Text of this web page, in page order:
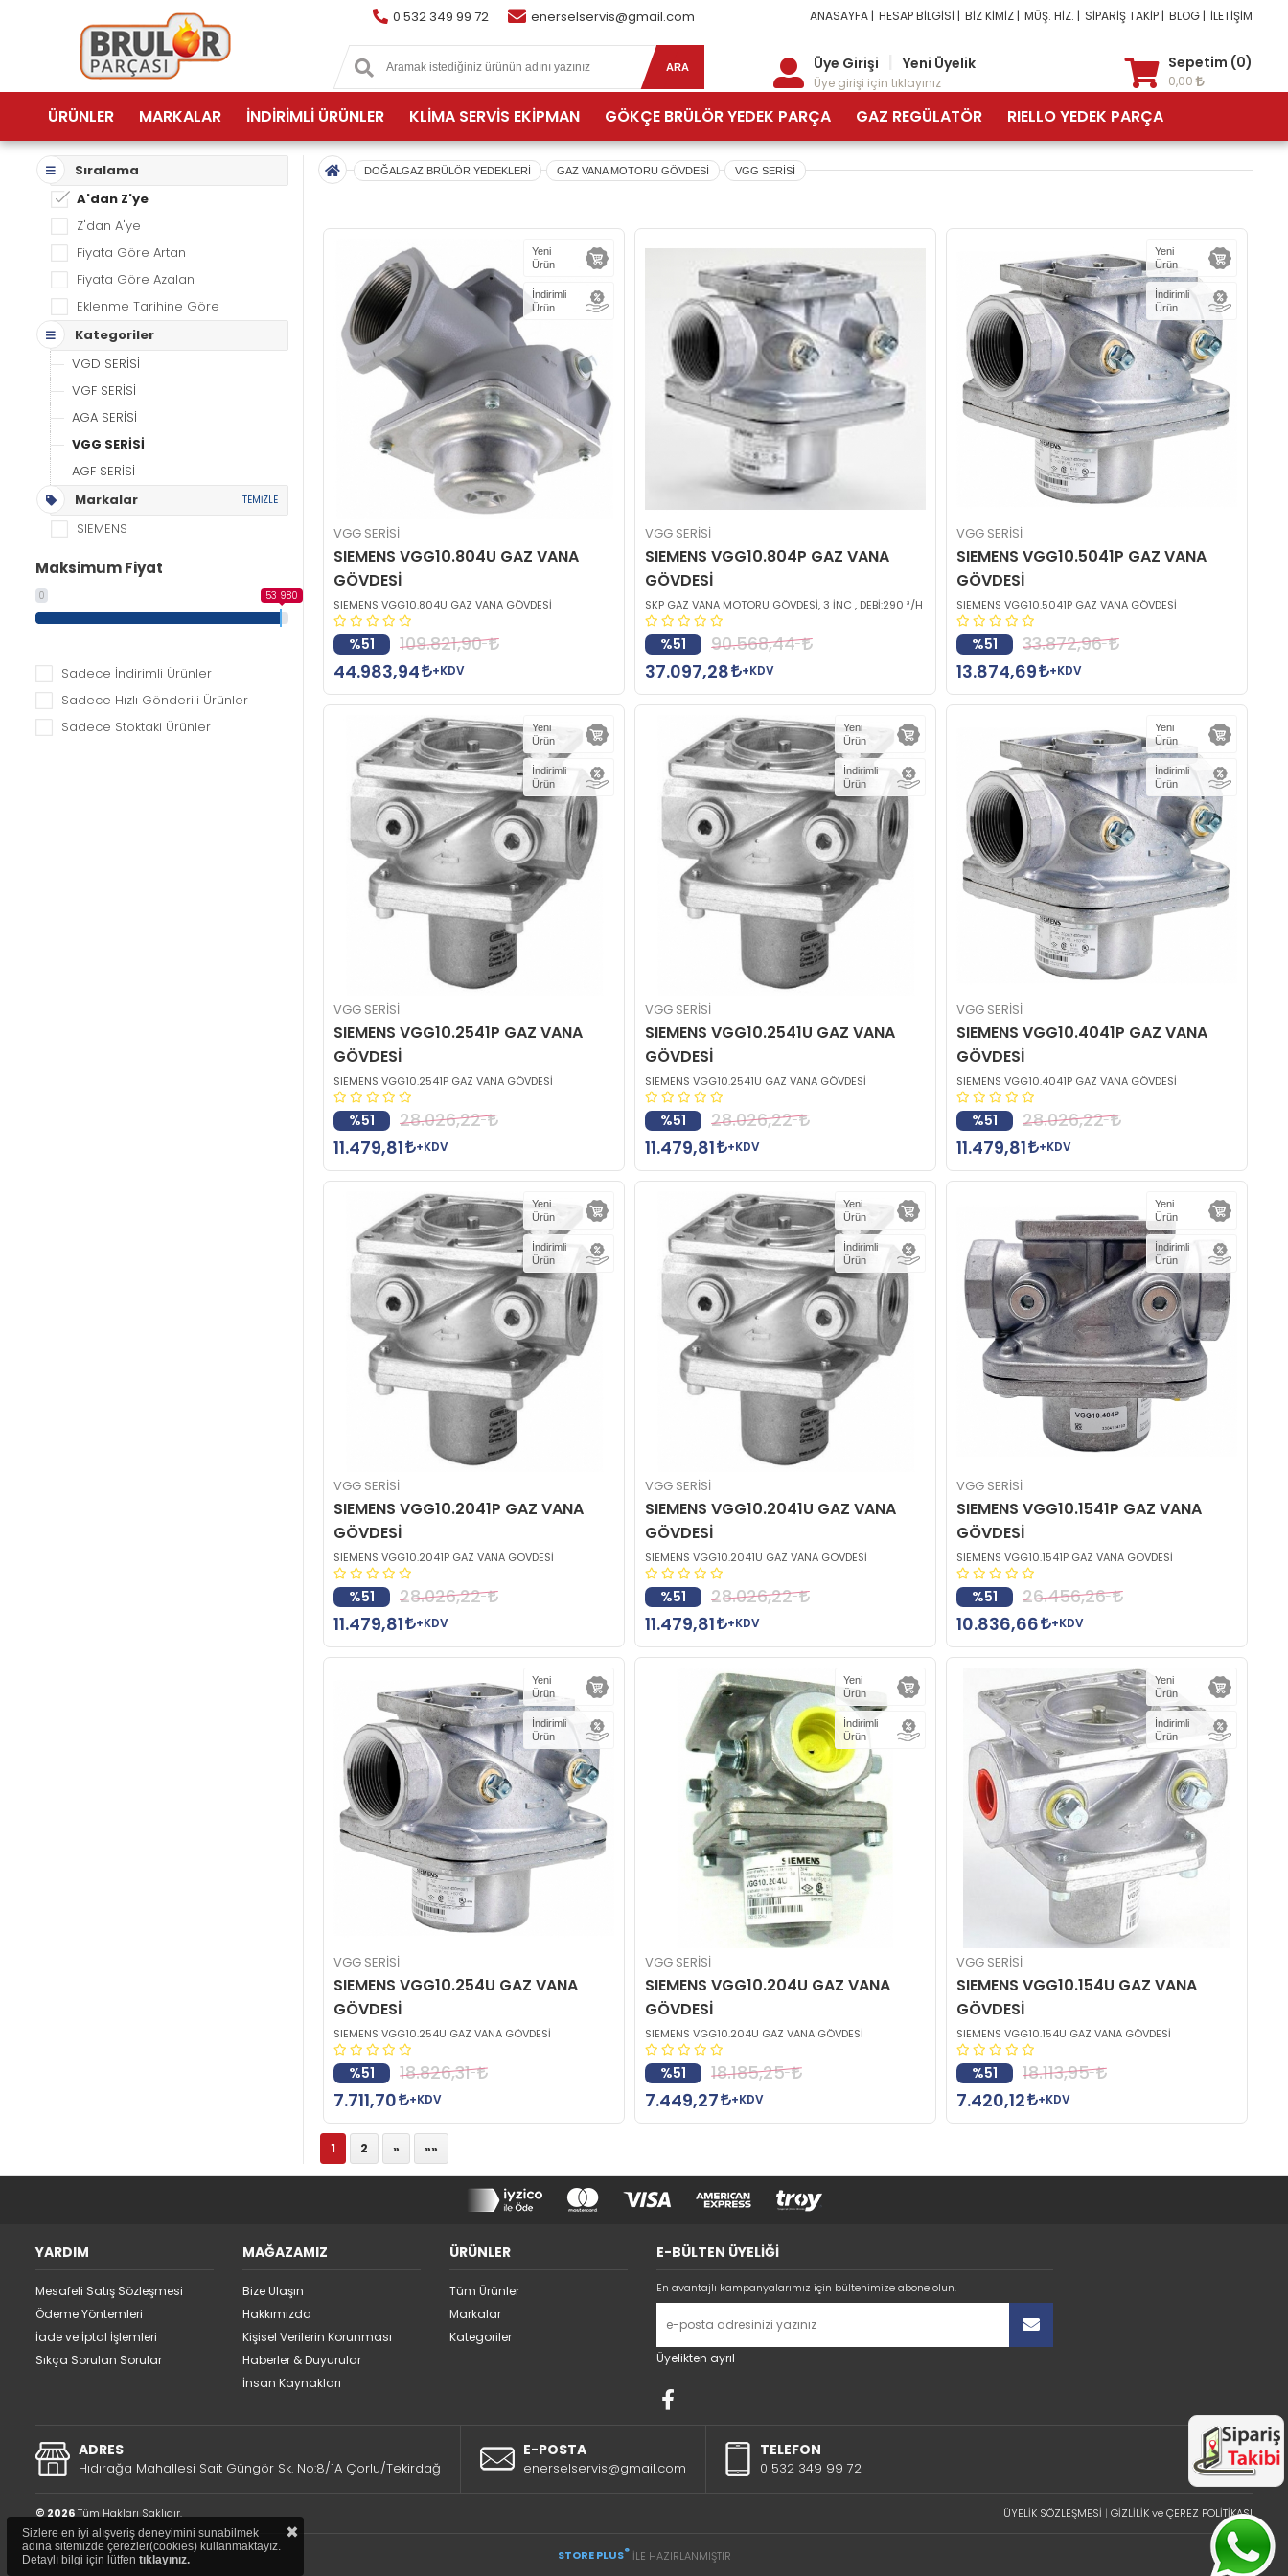
0 532 349 99 72 enerselservis@gmail.com
ARA
ANASAYFA | HESAP BİLGİSİ | BİZ KİMİZ | MÜŞ. HİZ. | SİPARİŞ TAKİP | BLOG | İLETİŞİM
Üye Girişi Yeni Üyelik
Üye girişi için tıklayınız
Sepetim (0)
0,00
ÜRÜNLER MARKALAR İNDİRİMLİ ÜRÜNLER KLİMA SERVİS EKİPMAN GÖKÇE BRÜLÖR YEDEK PARÇA GAZ REGÜLATÖR RIELLO YEDEK PARÇA
Sıralama
A'dan Z'ye
Z'dan A'ye
Fiyata Göre Artan
Fiyata Göre Azalan
Eklenme Tarihine Göre
Kategoriler
VGD SERİSİ
VGF SERİSİ
AGA SERİSİ
VGG SERİSİ
AGF SERİSİ
Markalar
TEMİZLE
SIEMENS
Maksimum Fiyat
0 53 980
Sadece İndirimli Ürünler
Sadece Hızlı Gönderili Ürünler
Sadece Stoktaki Ürünler
DOĞALGAZ BRÜLÖR YEDEKLERİ GAZ VANA MOTORU GÖVDESİ VGG SERİSİ
Yeni
Ürün
İndirimli
Ürün
VGG SERİSİ
SIEMENS VGG10.804U GAZ VANA
GÖVDESİ
SIEMENS VGG10.804U GAZ VANA GÖVDESİ
%51
109.821,90
44.983,94
+KDV
VGG SERİSİ
SIEMENS VGG10.804P GAZ VANA
GÖVDESİ
SKP GAZ VANA MOTORU GÖVDESİ, 3 İNC , DEBİ:290 ³/H
%51
90.568,44
37.097,28
+KDV
Yeni
Ürün
İndirimli
Ürün
VGG SERİSİ
SIEMENS VGG10.5041P GAZ VANA
GÖVDESİ
SIEMENS VGG10.5041P GAZ VANA GÖVDESİ
%51
33.872,96
13.874,69
+KDV
Yeni
Ürün
İndirimli
Ürün
VGG SERİSİ
SIEMENS VGG10.2541P GAZ VANA
GÖVDESİ
SIEMENS VGG10.2541P GAZ VANA GÖVDESİ
%51
28.026,22
11.479,81
+KDV
Yeni
Ürün
İndirimli
Ürün
VGG SERİSİ
SIEMENS VGG10.2541U GAZ VANA
GÖVDESİ
SIEMENS VGG10.2541U GAZ VANA GÖVDESİ
%51
28.026,22
11.479,81
+KDV
Yeni
Ürün
İndirimli
Ürün
VGG SERİSİ
SIEMENS VGG10.4041P GAZ VANA
GÖVDESİ
SIEMENS VGG10.4041P GAZ VANA GÖVDESİ
%51
28.026,22
11.479,81
+KDV
Yeni
Ürün
İndirimli
Ürün
VGG SERİSİ
SIEMENS VGG10.2041P GAZ VANA
GÖVDESİ
SIEMENS VGG10.2041P GAZ VANA GÖVDESİ
%51
28.026,22
11.479,81
+KDV
Yeni
Ürün
İndirimli
Ürün
VGG SERİSİ
SIEMENS VGG10.2041U GAZ VANA
GÖVDESİ
SIEMENS VGG10.2041U GAZ VANA GÖVDESİ
%51
28.026,22
11.479,81
+KDV
Yeni
Ürün
İndirimli
Ürün
VGG SERİSİ
SIEMENS VGG10.1541P GAZ VANA
GÖVDESİ
SIEMENS VGG10.1541P GAZ VANA GÖVDESİ
%51
26.456,26
10.836,66
+KDV
Yeni
Ürün
İndirimli
Ürün
VGG SERİSİ
SIEMENS VGG10.254U GAZ VANA
GÖVDESİ
SIEMENS VGG10.254U GAZ VANA GÖVDESİ
%51
18.826,31
7.711,70
+KDV
Yeni
Ürün
İndirimli
Ürün
VGG SERİSİ
SIEMENS VGG10.204U GAZ VANA
GÖVDESİ
SIEMENS VGG10.204U GAZ VANA GÖVDESİ
%51
18.185,25
7.449,27
+KDV
Yeni
Ürün
İndirimli
Ürün
VGG SERİSİ
SIEMENS VGG10.154U GAZ VANA
GÖVDESİ
SIEMENS VGG10.154U GAZ VANA GÖVDESİ
%51
18.113,95
7.420,12
+KDV
1 2 » »»
YARDIM
Mesafeli Satış Sözleşmesi
Ödeme Yöntemleri
İade ve İptal İşlemleri
Sıkça Sorulan Sorular
MAĞAZAMIZ
Bize Ulaşın
Hakkımızda
Kişisel Verilerin Korunması
Haberler & Duyurular
İnsan Kaynakları
ÜRÜNLER
Tüm Ürünler
Markalar
Kategoriler
E-BÜLTEN ÜYELİĞİ
En avantajlı kampanyalarımız için bültenimize abone olun.
Üyelikten ayrıl
ADRES
Hıdırağa Mahallesi Sait Güngör Sk. No:8/1A Çorlu/Tekirdağ
E-POSTA
enerselservis@gmail.com
TELEFON
0 532 349 99 72
© 2026Tüm Hakları Saklıdır. ÜYELİK SÖZLEŞMESİ | GİZLİLİK ve ÇEREZ POLİTİKASI
STORE PLUS®İLE HAZIRLANMIŞTIR
Sizlere en iyi alışveriş deneyimini sunabilmek
adına sitemizde çerezler(cookies) kullanmaktayız.
Detaylı bilgi için lütfen tıklayınız.
×